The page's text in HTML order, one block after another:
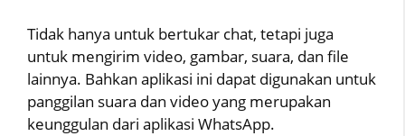
Tidak hanya untuk bertukar chat, tetapi juga
untuk mengirim video, gambar, suara, dan file
lainnya. Bahkan aplikasi ini dapat digunakan untuk
panggilan suara dan video yang merupakan
keunggulan dari aplikasi WhatsApp.